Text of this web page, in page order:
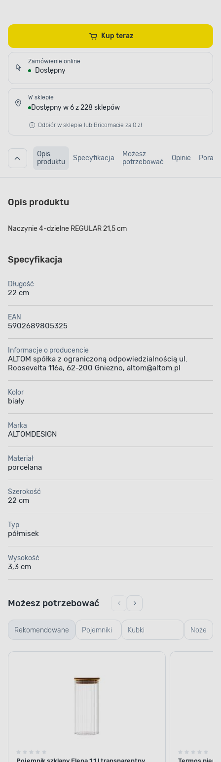
Kup teraz
Zamówienie online
Dostępny
W sklepie
Dostępny w 6 z 228 sklepów
Odbiór w sklepie lub Bricomacie za 0 zł
Opis
produktu
Specyfikacja
Możesz
potrzebować
Opinie Porady
Opis produktu
Naczynie 4-dzielne REGULAR 21,5 cm
Specyfikacja
Długość
22 cm
EAN
5902689805325
Informacje o producencie
ALTOM spółka z ograniczoną odpowiedzialnością ul.
Roosevelta 116a, 62-200 Gniezno, altom@altom.pl
Kolor
biały
Marka
ALTOMDESIGN
Materiał
porcelana
Szerokość
22 cm
Typ
półmisek
Wysokość
3,3 cm
Rekomendowane Pojemniki
szklane
Kubki
termiczne i
Noże
Możesz potrzebować